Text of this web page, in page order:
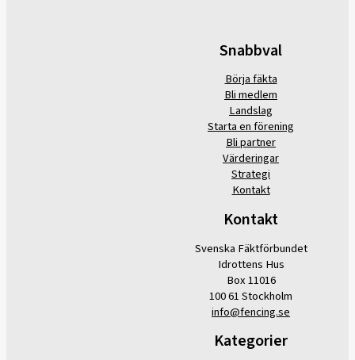
Snabbval
Börja fäkta
Bli medlem
Landslag
Starta en förening
Bli partner
Värderingar
Strategi
Kontakt
Kontakt
Svenska Fäktförbundet
Idrottens Hus
Box 11016
100 61 Stockholm
info@fencing.se
Kategorier